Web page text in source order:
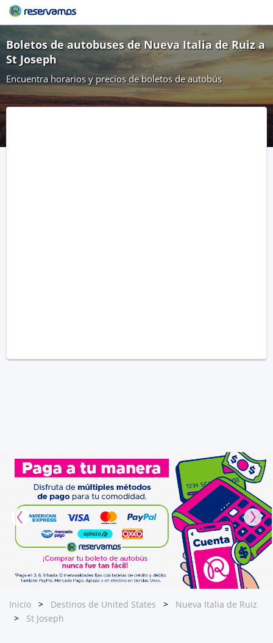
Boletos de autobuses de Nueva Italia de Ruiz a
St Joseph
Encuentra horarios y precios de boletos de autobús
Inicio Destinos de United States
Nueva Italia de Ruiz
St Joseph